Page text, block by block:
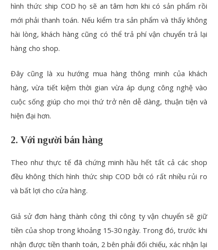
hình thức ship COD họ sẽ an tâm hơn khi có sản phẩm rồi
mới phải thanh toán. Nếu kiểm tra sản phẩm và thấy không
hài lòng, khách hàng cũng có thể trả phí vận chuyển trả lại
hàng cho shop.
Đây cũng là xu hướng mua hàng thông minh của khách
hàng, vừa tiết kiệm thời gian vừa áp dụng công nghệ vào
cuộc sống giúp cho mọi thứ trở nên dễ dàng, thuận tiện và
hiện đại hơn.
2. Với người bán hàng
Theo như thực tế đã chứng minh hầu hết tất cả các shop
đều không thích hình thức ship COD bởi có rất nhiều rủi ro
và bất lợi cho cửa hàng.
Giả sử đơn hàng thành công thì công ty vận chuyển sẽ giữ
tiền của shop trong khoảng 15-30 ngày. Trong đó, trước khi
nhận được tiền thanh toán, 2 bên phải đối chiếu, xác nhận lại